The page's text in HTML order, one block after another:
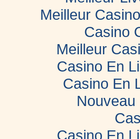
Meilleur
Casino
Meilleur
Casino En
Casino En
Casino En